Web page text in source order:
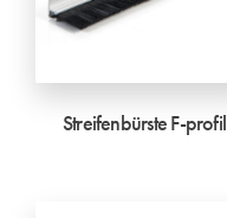
Streifenbürste F-profil